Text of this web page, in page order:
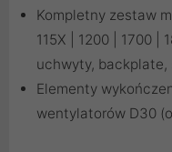
Kompletny zestaw
115X | 1200 | 1700 |
uchwyty, backplate,
Elementy
wentylatorów D30